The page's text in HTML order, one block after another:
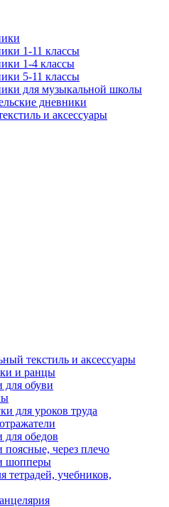
1-11 классы
1-4 классы
5-11 классы
для музыкальной школы
дневники
и аксессуары
текстиль и аксессуары
и ранцы
для обуви
для уроков труда
обедов
через плечо
шопперы
тетрадей, учебников,